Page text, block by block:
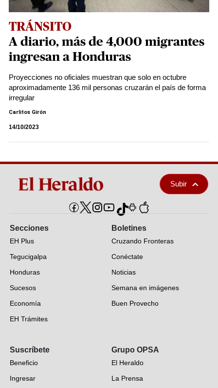
TRÁNSITO
A diario, más de 4,000 migrantes
ingresan a Honduras
Proyecciones no oficiales muestran que solo en octubre
aproximadamente 136 mil personas cruzarán el país de forma
irregular
Carlitos Girón
14/10/2023
Subir
Secciones
EH Plus
Tegucigalpa
Honduras
Sucesos
Economía
EH Trámites
EH Verifica
Fotogalerías
Deportes
Boletines
Cruzando Fronteras
Conéctate
Noticias
Semana en imágenes
Buen Provecho
Suscríbete
Beneficio
Ingresar
Grupo OPSA
El Heraldo
La Prensa